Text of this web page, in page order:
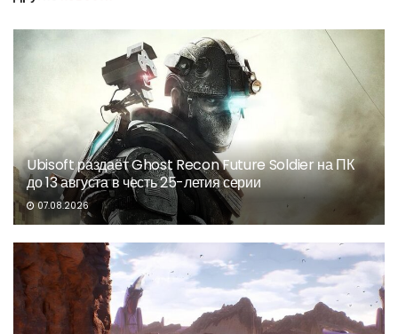
Ubisoft раздаёт Ghost Recon Future Soldier на ПК
до 13 августа в честь 25-летия серии
07.08.2026